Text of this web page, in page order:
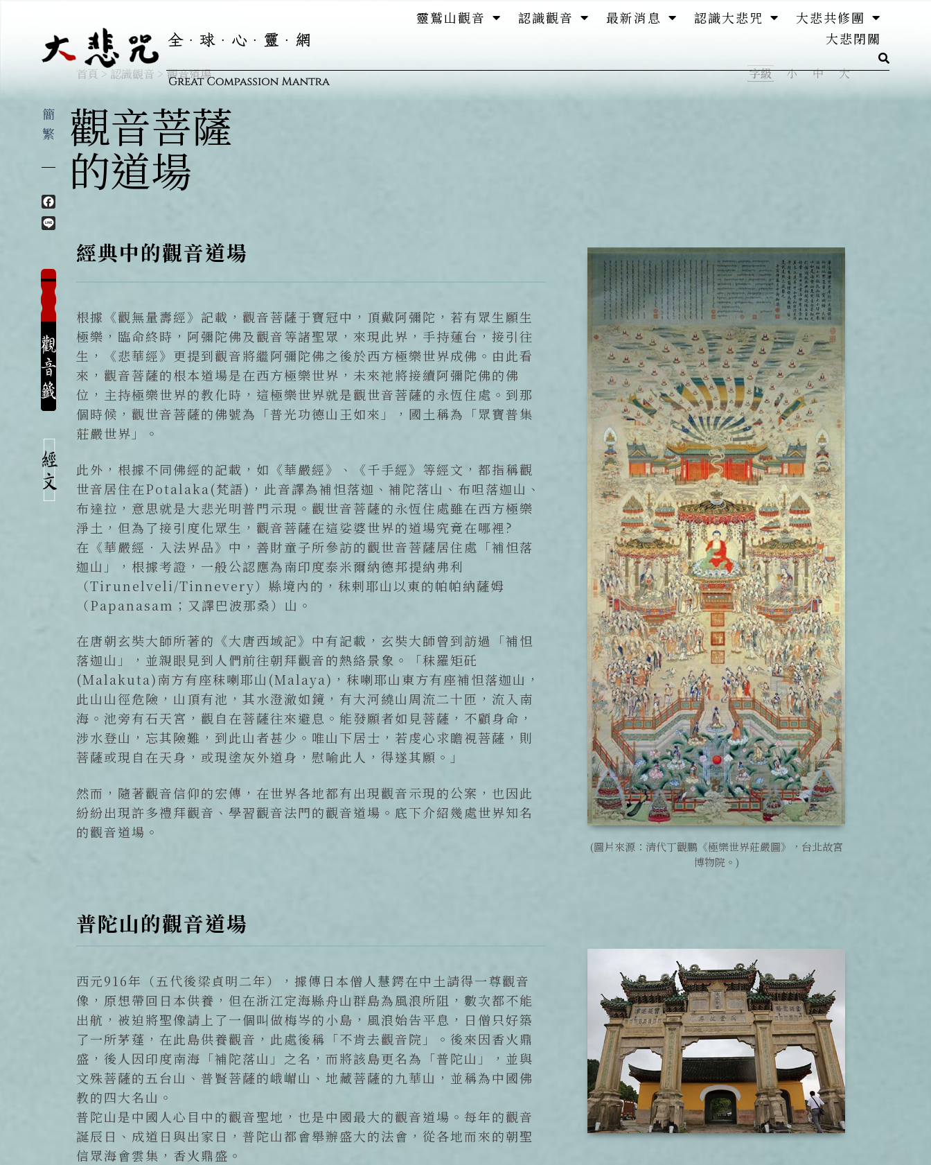
靈鷲山觀音 認識觀音 最新消息 認識大悲咒
大悲共修團
大悲閉關
首頁 > 認識觀音 > 觀音道場 字級 小 中 大
觀音菩薩
的道場
經典中的觀音道場
根據《觀無量壽經》記載，觀音菩薩于寶冠中，頂戴阿彌陀，若有眾生願生
極樂，臨命終時，阿彌陀佛及觀音等諸聖眾，來現此界，手持蓮台，接引往
生，《悲華經》更提到觀音將繼阿彌陀佛之後於西方極樂世界成佛。由此看
來，觀音菩薩的根本道場是在西方極樂世界，未來祂將接續阿彌陀佛的佛
位，主持極樂世界的教化時，這極樂世界就是觀世音菩薩的永恆住處。到那
個時候，觀世音菩薩的佛號為「普光功德山王如來」，國土稱為「眾寶普集
莊嚴世界」。
此外，根據不同佛經的記載，如《華嚴經》、《千手經》等經文，都指稱觀
世音居住在Potalaka(梵語)，此音譯為補怛落迦、補陀落山、布呾落迦山、
布達拉，意思就是大悲光明普門示現。觀世音菩薩的永恆住處雖在西方極樂
淨土，但為了接引度化眾生，觀音菩薩在這娑婆世界的道場究竟在哪裡?
在《華嚴經．入法界品》中，善財童子所參訪的觀世音菩薩居住處「補怛落
迦山」，根據考證，一般公認應為南印度泰米爾納德邦提納弗利
（Tirunelveli/Tinnevery）縣境內的，秣剌耶山以東的帕帕納薩姆
（Papanasam；又譯巴波那桑）山。
在唐朝玄奘大師所著的《大唐西域記》中有記載，玄奘大師曾到訪過「補怛
落迦山」，並親眼見到人們前往朝拜觀音的熱絡景象。「秣羅矩矺
(Malakuta)南方有座秣喇耶山(Malaya)，秣喇耶山東方有座補怛落迦山，
此山山徑危險，山頂有池，其水澄澈如鏡，有大河繞山周流二十匝，流入南
海。池旁有石天宮，觀自在菩薩往來避息。能發願者如見菩薩，不顧身命，
涉水登山，忘其險難，到此山者甚少。唯山下居士，若虔心求瞻視菩薩，則
菩薩或現自在天身，或現塗灰外道身，慰喻此人，得遂其願。」
然而，隨著觀音信仰的宏傳，在世界各地都有出現觀音示現的公案，也因此
紛紛出現許多禮拜觀音、學習觀音法門的觀音道場。底下介紹幾處世界知名
的觀音道場。
(圖片來源：清代丁觀鵬《極樂世界莊嚴圖》，台北故宮
博物院。)
普陀山的觀音道場
西元916年（五代後梁貞明二年），據傳日本僧人慧鍔在中土請得一尊觀音
像，原想帶回日本供養，但在浙江定海縣舟山群島為風浪所阻，數次都不能
出航，被迫將聖像請上了一個叫做梅岑的小島，風浪始告平息，日僧只好築
了一所茅蓬，在此島供養觀音，此處後稱「不肯去觀音院」。後來因香火鼎
盛，後人因印度南海「補陀落山」之名，而將該島更名為「普陀山」，並與
文殊菩薩的五台山、普賢菩薩的峨嵋山、地藏菩薩的九華山，並稱為中國佛
教的四大名山。
普陀山是中國人心目中的觀音聖地，也是中國最大的觀音道場。每年的觀音
誕辰日、成道日與出家日，普陀山都會舉辦盛大的法會，從各地而來的朝聖
信眾海會雲集，香火鼎盛。
簡
繁